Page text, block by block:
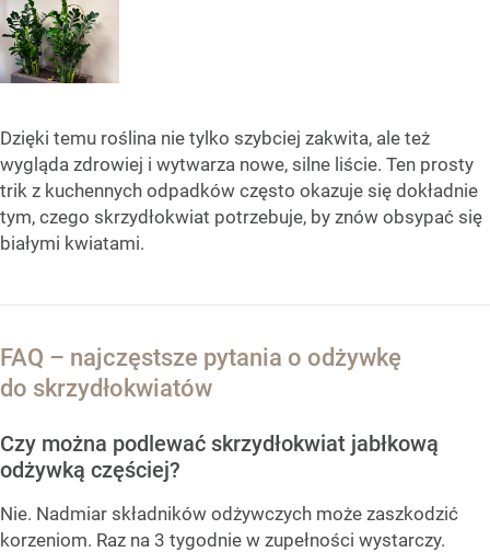
Dzięki temu roślina nie tylko szybciej zakwita, ale też
wygląda zdrowiej i wytwarza nowe, silne liście. Ten prosty
trik z kuchennych odpadków często okazuje się dokładnie
tym, czego skrzydłokwiat potrzebuje, by znów obsypać się
białymi kwiatami.
FAQ – najczęstsze pytania o odżywkę
do skrzydłokwiatów
Czy można podlewać skrzydłokwiat jabłkową
odżywką częściej?
Nie. Nadmiar składników odżywczych może zaszkodzić
korzeniom. Raz na 3 tygodnie w zupełności wystarczy.